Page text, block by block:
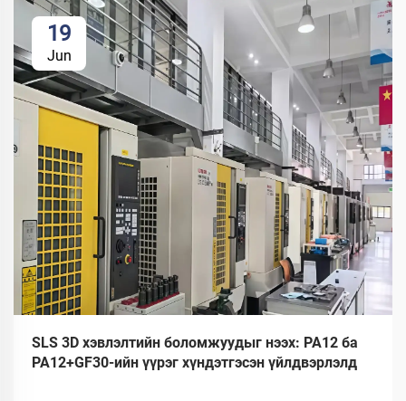
19
Jun
SLS 3D хэвлэлтийн боломжуудыг нээх: PA12 ба
PA12+GF30-ийн үүрэг хүндэтгэсэн үйлдвэрлэлд